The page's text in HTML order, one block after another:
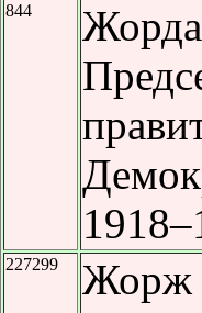
844
227299
Жорж